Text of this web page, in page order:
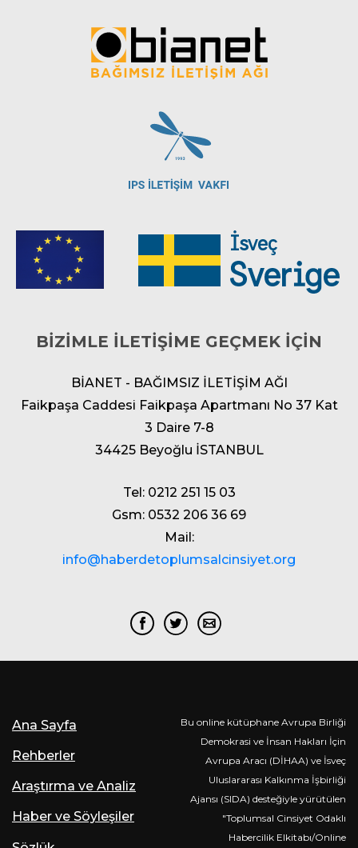
BİZİMLE İLETİŞİME GEÇMEK İÇİN
BİANET - BAĞIMSIZ İLETİŞİM AĞI
Faikpaşa Caddesi Faikpaşa Apartmanı No 37 Kat
3 Daire 7-8
34425 Beyoğlu İSTANBUL
Tel: 0212 251 15 03
Gsm: 0532 206 36 69
Mail:
info@haberdetoplumsalcinsiyet.org
Ana Sayfa
Rehberler
Araştırma ve Analiz
Haber ve Söyleşiler
Bu online kütüphane Avrupa Birliği
Demokrasi ve İnsan Hakları İçin
Avrupa Aracı (DİHAA) ve İsveç
Uluslararası Kalkınma İşbirliği
Ajansı (SIDA) desteğiyle yürütülen
"Toplumsal Cinsiyet Odaklı
Habercilik Elkitabı/Online